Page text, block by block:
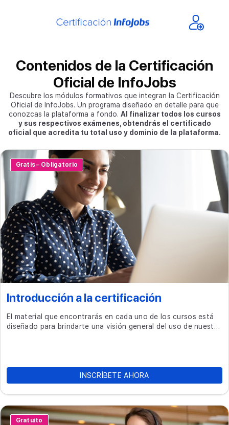
Contenidos de la Certificación
Oficial de InfoJobs
Descubre los módulos formativos que integran la Certificación
Oficial de InfoJobs. Un programa diseñado en detalle para que
conozcas la plataforma a fondo. Al finalizar todos los cursos
y sus respectivos exámenes, obtendrás el certificado
oficial que acredita tu total uso y dominio de la plataforma.
Gratis – Obligatorio
Introducción a la certificación
El material que encontrarás en cada uno de los cursos está
diseñado para brindarte una visión general del uso de nuestra
INSCRÍBETE AHORA
Gratuito